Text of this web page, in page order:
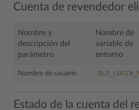
Cuenta de revendedor
Nombre y
descripción del
parámetro
Nombre de
variable de
entorno
Nombre de usuario
Estado de la cuenta del